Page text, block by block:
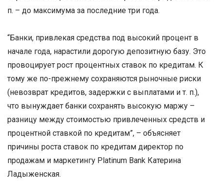
п. – до максимума за последние три года.
“Банки, привлекая средства под высокий процент в
начале года, нарастили дорогую депозитную базу. Это
провоцирует рост процентных ставок по кредитам. К
тому же по-прежнему сохраняются рыночные риски
(невозврат кредитов, задержки с выплатами и т. п.),
что вынуждает банки сохранять высокую маржу –
разницу между стоимостью привлеченных средств и
процентной ставкой по кредитам”, – объясняет
причины роста ставок по кредитам директор по
продажам и маркетингу Platinum Bank Катерина
Ладыженская.